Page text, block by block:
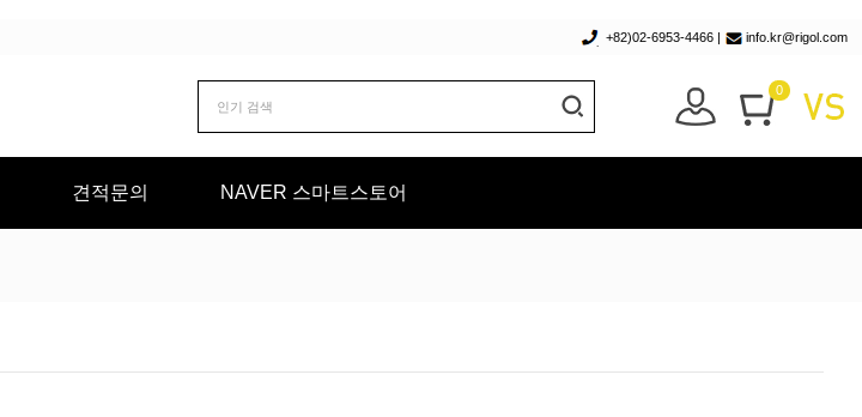
+82)02-6953-4466 | info.kr@rigol.com
0
견적문의 NAVER 스마트스토어